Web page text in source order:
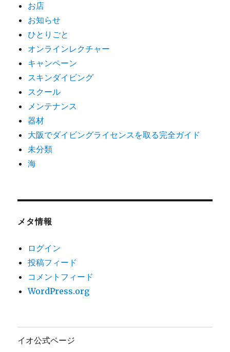
お店
お知らせ
ひとりごと
オンラインレクチャー
キャンペーン
スキンダイビング
スクール
メンテナンス
器材
大阪でダイビングライセンスを取る完全ガイド
未分類
海
メタ情報
ログイン
投稿フィード
コメントフィード
WordPress.org
イオ公式ページ